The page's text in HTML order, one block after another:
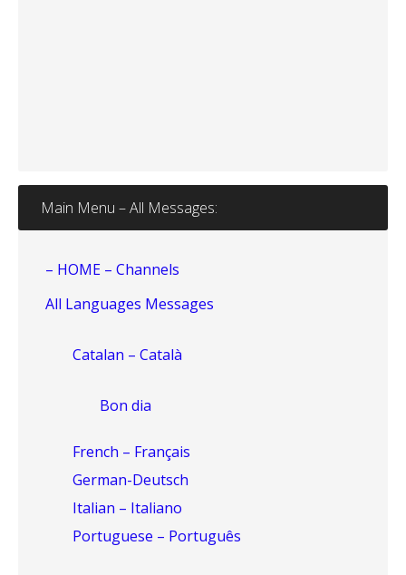
Main Menu – All Messages:
– HOME – Channels
All Languages Messages
Catalan – Català
Bon dia
French – Français
German-Deutsch
Italian – Italiano
Portuguese – Português